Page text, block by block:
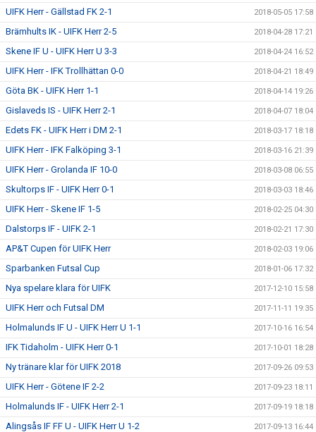
UIFK Herr - Gällstad FK 2-1 2018-05-05 17:58
Brämhults IK - UIFK Herr 2-5 2018-04-28 17:21
Skene IF U - UIFK Herr U 3-3 2018-04-24 16:52
UIFK Herr - IFK Trollhättan 0-0 2018-04-21 18:49
Göta BK - UIFK Herr 1-1 2018-04-14 19:26
Gislaveds IS - UIFK Herr 2-1 2018-04-07 18:04
Edets FK - UIFK Herr i DM 2-1 2018-03-17 18:18
UIFK Herr - IFK Falköping 3-1 2018-03-16 21:39
UIFK Herr - Grolanda IF 10-0 2018-03-08 06:55
Skultorps IF - UIFK Herr 0-1 2018-03-03 18:46
UIFK Herr - Skene IF 1-5 2018-02-25 04:30
Dalstorps IF - UIFK 2-1 2018-02-21 17:30
AP&T Cupen för UIFK Herr 2018-02-03 19:06
Sparbanken Futsal Cup 2018-01-06 17:32
Nya spelare klara för UIFK 2017-12-10 15:58
UIFK Herr och Futsal DM 2017-11-11 19:35
Holmalunds IF U - UIFK Herr U 1-1 2017-10-16 16:54
IFK Tidaholm - UIFK Herr 0-1 2017-10-01 18:28
Ny tränare klar för UIFK 2018 2017-09-26 09:53
UIFK Herr - Götene IF 2-2 2017-09-23 18:11
Holmalunds IF - UIFK Herr 2-1 2017-09-19 18:18
Alingsås IF FF U - UIFK Herr U 1-2 2017-09-13 16:44